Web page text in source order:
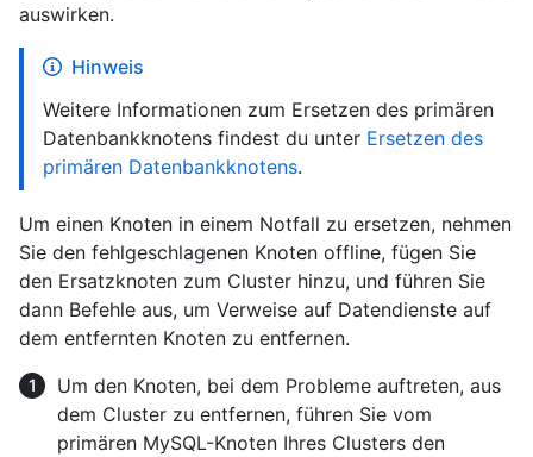
auswirken.
Hinweis
Weitere Informationen zum Ersetzen des primären
Datenbankknotens findest du unter Ersetzen des
primären Datenbankknotens.
Um einen Knoten in einem Notfall zu ersetzen, nehmen
Sie den fehlgeschlagenen Knoten offline, fügen Sie
den Ersatzknoten zum Cluster hinzu, und führen Sie
dann Befehle aus, um Verweise auf Datendienste auf
dem entfernten Knoten zu entfernen.
Um den Knoten, bei dem Probleme auftreten, aus
dem Cluster zu entfernen, führen Sie vom
primären MySQL-Knoten Ihres Clusters den